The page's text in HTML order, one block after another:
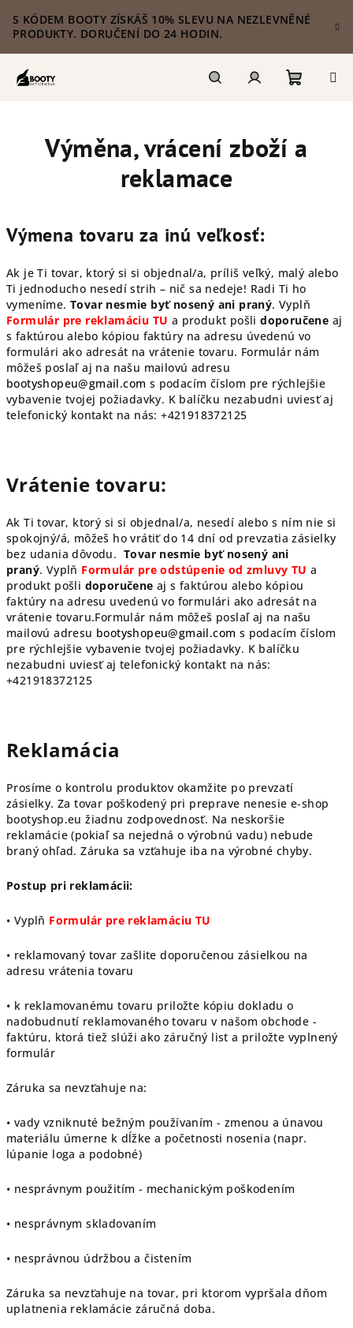
na
obsah
S KÓDEM BOOTY ZÍSKÁŠ 10% SLEVU NA NEZLEVNĚNÉ
PRODUKTY. DORUČENÍ DO 24 HODIN.
košík
Výměna, vrácení zboží a
reklamace
Výmena tovaru za inú veľkosť:
Ak je Ti tovar, ktorý si si objednal/a, príliš veľký, malý alebo
Ti jednoducho nesedí strih – nič sa nedeje! Radi Ti ho
vymeníme. Tovar nesmie byť nosený ani praný. Vyplň
Formulár pre reklamáciu TU a produkt pošlidoporučene aj
s faktúrou alebo kópiou faktúry na adresu úvedenú vo
formulári ako adresát na vrátenie tovaru. Formulár nám
môžeš poslaľ aj na našu mailovú adresu
bootyshopeu@gmail.com s podacím číslom pre rýchlejšie
vybavenie tvojej požiadavky. K balíčku nezabudni uviesť aj
telefonický kontakt na nás: +421918372125
Vrátenie tovaru:
Ak Ti tovar, ktorý si si objednal/a, nesedí alebo s ním nie si
spokojný/á, môžeš ho vrátiť do 14 dní od prevzatia zásielky
bez udania dôvodu. Tovar nesmie byť nosený ani
praný. Vyplň Formulár pre odstúpenie od zmluvy TU a
produkt pošli doporučene aj s faktúrou alebo kópiou
faktúry na adresu uvedenú vo formulári ako adresát na
vrátenie tovaru.Formulár nám môžeš poslaľ aj na našu
mailovú adresu bootyshopeu@gmail.com s podacím číslom
pre rýchlejšie vybavenie tvojej požiadavky. K balíčku
nezabudni uviesť aj telefonický kontakt na nás:
+421918372125
Reklamácia
Prosíme o kontrolu produktov okamžite po prevzatí
zásielky.Za tovar poškodený pri preprave nenesie e-shop
bootyshop.eu žiadnu zodpovednosť. Na neskoršie
reklamácie (pokiaľ sa nejedná o výrobnú vadu) nebude
braný ohľad.Záruka sa vzťahuje iba na výrobné chyby.
Postup pri reklamácii:
• Vyplň Formulár pre reklamáciu TU
• reklamovaný tovar zašlite doporučenou zásielkou na
adresu vrátenia tovaru
• k reklamovanému tovaru priložte kópiu dokladu o
nadobudnutí reklamovaného tovaru v našom obchode -
faktúru, ktorá tiež slúži ako záručný list a priložte vyplnený
formulár
Záruka sa nevzťahuje na:
• vady vzniknuté bežným používaním - zmenou a únavou
materiálu úmerne k dĺžke a početnosti nosenia (napr.
lúpanie loga a podobné)
• nesprávnym použitím - mechanickým poškodením
• nesprávnym skladovaním
• nesprávnou údržbou a čistením
Záruka sa nevzťahuje na tovar, pri ktorom vypršala dňom
uplatnenia reklamácie záručná doba.